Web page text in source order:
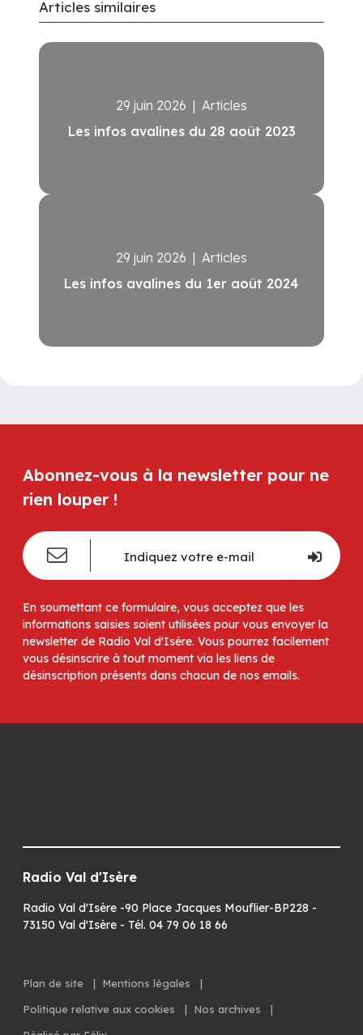
Articles similaires
Les infos avalines du 28 août 2023
En soumettant ce formulaire, vous acceptez que les
informations saisies soient utilisées pour vous envoyer la
vous désinscrire à tout moment via les liens de
désinscription présents dans chacun de nos emails.
Réalisé par Félix